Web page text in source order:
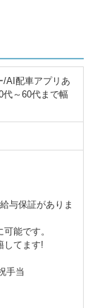
/AI配車アプリあ
代～60代まで幅
与保証がありま
能です。
してます!
手当